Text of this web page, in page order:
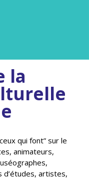
la
qui font” sur le
animateurs,
d’études, artistes,